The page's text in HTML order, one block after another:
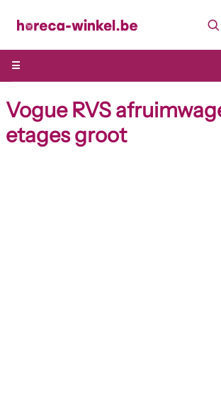
naar
inhoud
☰
Vogue RVS
etages groot